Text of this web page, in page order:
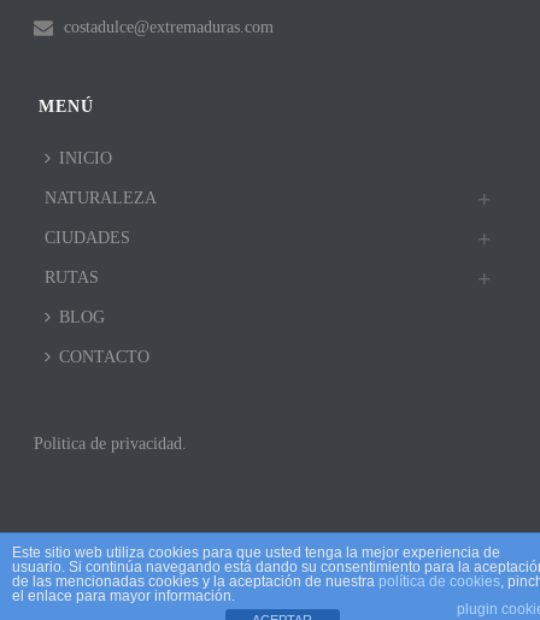
costadulce@extremaduras.com
MENÚ
INICIO
NATURALEZA
CIUDADES
RUTAS
BLOG
CONTACTO
Politica de privacidad.
Este sitio web utiliza cookies para que usted tenga la mejor experiencia de
usuario. Si continúa navegando está dando su consentimiento para la
de las mencionadas cookies y la aceptación de nuestra política de cookies,
el enlace para mayor información.
plugin